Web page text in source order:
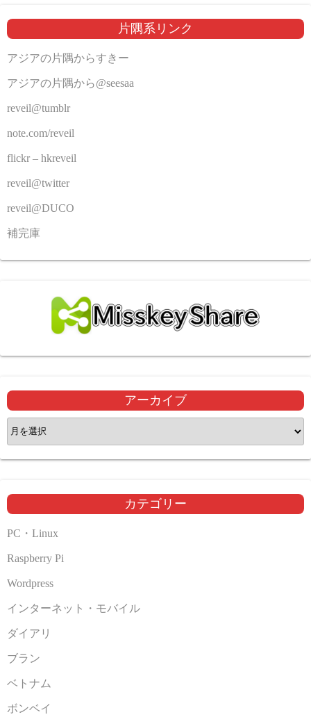
片隅系リンク
アジアの片隅からすきー
アジアの片隅から@seesaa
reveil@tumblr
note.com/reveil
flickr – hkreveil
reveil@twitter
reveil@DUCO
補完庫
アーカイブ
ア
ー
カ
ブ
カテゴリー
PC・Linux
Raspberry Pi
Wordpress
インターネット・モバイル
ダイアリ
ブラン
ベトナム
ボンベイ